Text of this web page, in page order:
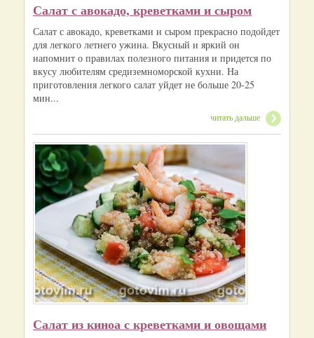
Салат с авокадо, креветками и сыром
Салат с авокадо, креветками и сыром прекрасно подойдет
для легкого летнего ужина. Вкусный и яркий он
напомнит о правилах полезного питания и придется по
вкусу любителям средиземноморской кухни. На
приготовления легкого салат уйдет не больше 20-25
мин...
читать дальше
Салат из киноа с креветками и овощами